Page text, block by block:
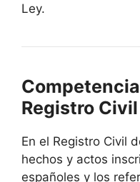
Ley.
Registro
En el Registro Civil
hechos y actos
españoles y los